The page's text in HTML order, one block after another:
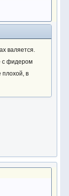
валяется.
с фидером
в